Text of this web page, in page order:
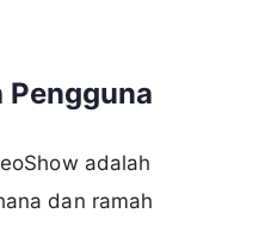
Pengguna
adalah
dan ramah